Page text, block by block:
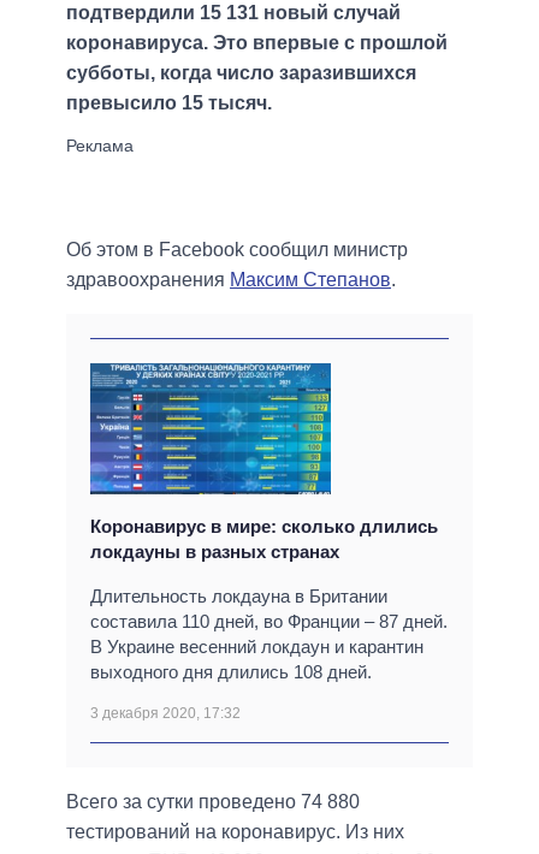
подтвердили 15 131 новый случай
коронавируса. Это впервые с прошлой
субботы, когда число заразившихся
превысило 15 тысяч.
Об этом в Facebook сообщил министр
здравоохранения Максим Степанов.
Коронавирус в мире: сколько длились
локдауны в разных странах
Длительность локдауна в Британии
составила 110 дней, во Франции – 87 дней.
В Украине весенний локдаун и карантин
выходного дня длились 108 дней.
3 декабря 2020, 17:32
Всего за сутки проведено 74 880
тестирований на коронавирус. Из них